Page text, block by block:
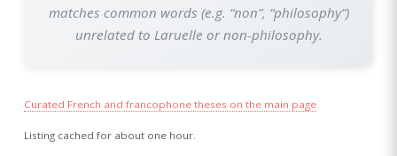
matches common words (e.g. “non”, “philosophy”)
unrelated to Laruelle or non-philosophy.
Curated French and francophone theses on the main page
Listing cached for about one hour.